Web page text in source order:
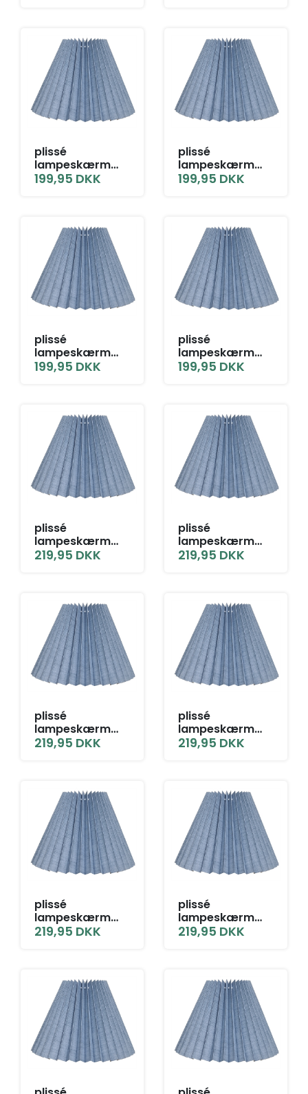
plissé
lampeskærm
11x21x28 LNF grå
199,95 DKK
plissé
lampeskærm
11x21x28 SK grå
199,95 DKK
plissé
lampeskærm
11x21x28 T-E27
199,95 DKK
plissé
lampeskærm
11x21x28 TNF grå
199,95 DKK
plissé
lampeskærm
12,5x23x31 BR
219,95 DKK
plissé
lampeskærm
12,5x23x31 L-E27
219,95 DKK
plissé
lampeskærm
12,5x23x31 LNF
219,95 DKK
plissé
lampeskærm
12,5x23x31 SK
219,95 DKK
plissé
lampeskærm
12,5x23x31 T-E27
219,95 DKK
plissé
lampeskærm
12,5x23x31 TNF
219,95 DKK